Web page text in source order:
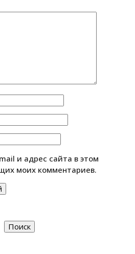
и адрес сайта в этом
моих комментариев.
Поиск